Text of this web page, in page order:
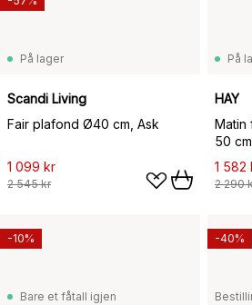
På lager
Scandi Living
Fair plafond Ø40 cm, Ask
1 099 kr
2 545 kr
På
HAY
Matin
50
1 582
2 290
Bare et fåtall igjen
-10% -40%